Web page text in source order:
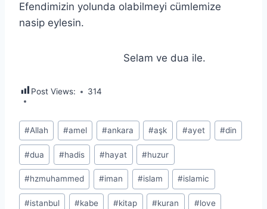
Efendimizin yolunda olabilmeyi cümlemize
nasip eylesin.
Selam ve dua ile.
Post Views: 314
Post
Tags:
#Allah #amel #ankara #aşk #ayet #din
#dua #hadis #hayat #huzur
#hzmuhammed #iman #islam #islamic
#istanbul #kabe #kitap #kuran #love